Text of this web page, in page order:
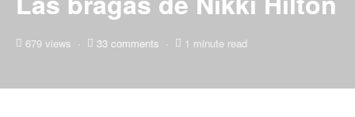
679 views 33 comments 1 minute read